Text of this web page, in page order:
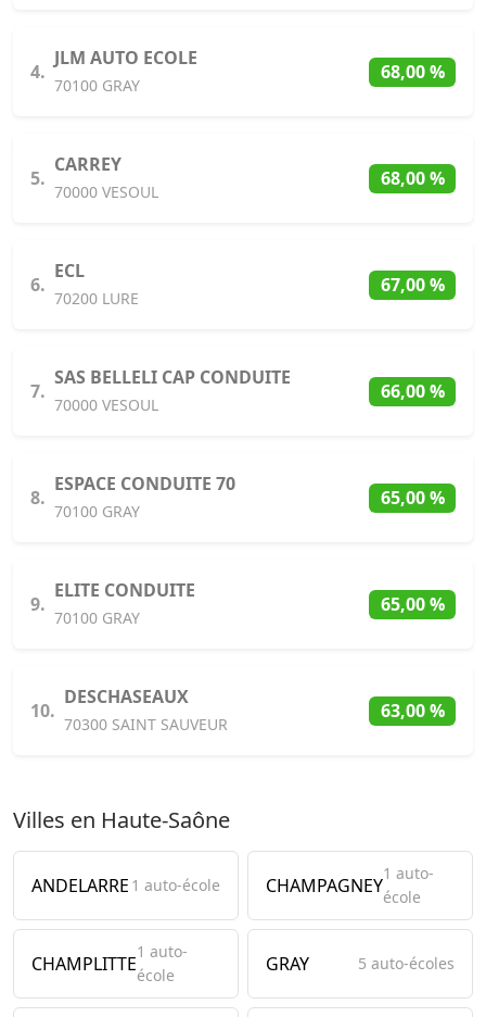
4.
JLM AUTO ECOLE
70100 GRAY
68,00 %
5.
CARREY
70000 VESOUL
68,00 %
6.
ECL
70200 LURE
67,00 %
7.
SAS BELLELI CAP CONDUITE
70000 VESOUL
66,00 %
8.
ESPACE CONDUITE 70
70100 GRAY
65,00 %
9.
ELITE CONDUITE
70100 GRAY
65,00 %
10.
DESCHASEAUX
70300 SAINT SAUVEUR
63,00 %
Villes en Haute-Saône
ANDELARRE 1 auto-école CHAMPAGNEY1 auto-
école
CHAMPLITTE1 auto-
école
GRAY 5 auto-écoles